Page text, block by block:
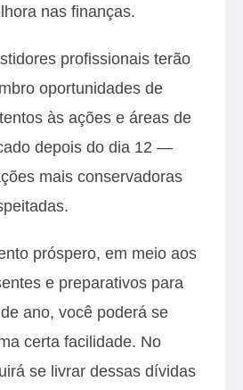
nas finanças.
profissionais terão
oportunidades de
às ações e áreas de
depois do dia 12 —
mais conservadoras
próspero, em meio aos
e preparativos para
ano, você poderá se
certa facilidade. No
se livrar dessas dívidas